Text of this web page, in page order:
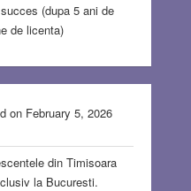
(dupa 5 ani de
de licenta)
on February 5, 2026
din Timisoara
la Bucuresti.